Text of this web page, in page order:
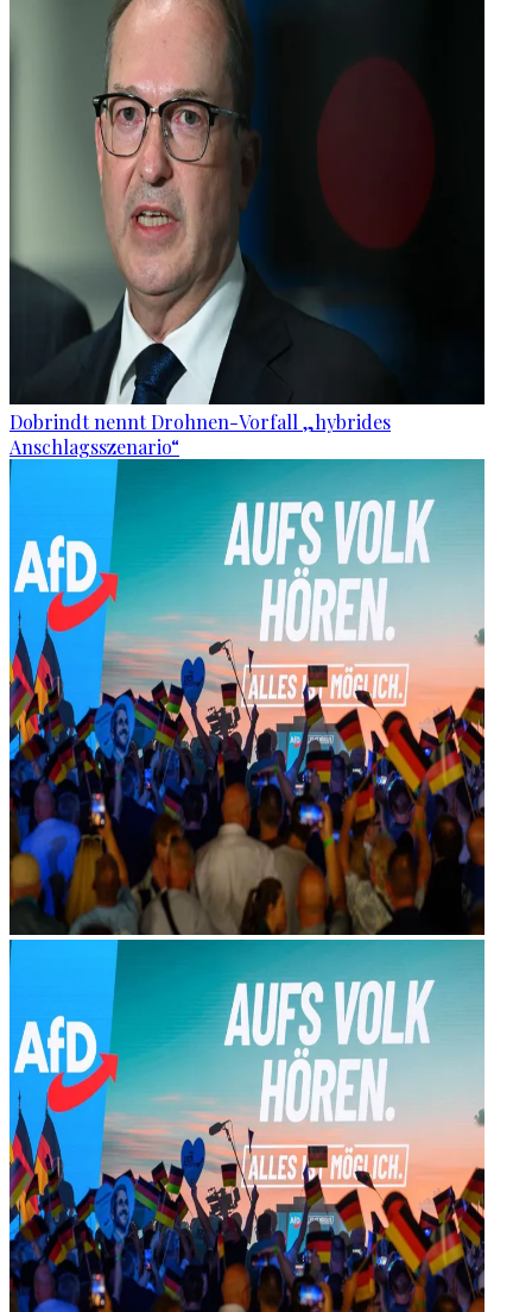
Dobrindt nennt Drohnen-Vorfall „hybrides
Anschlagsszenario“